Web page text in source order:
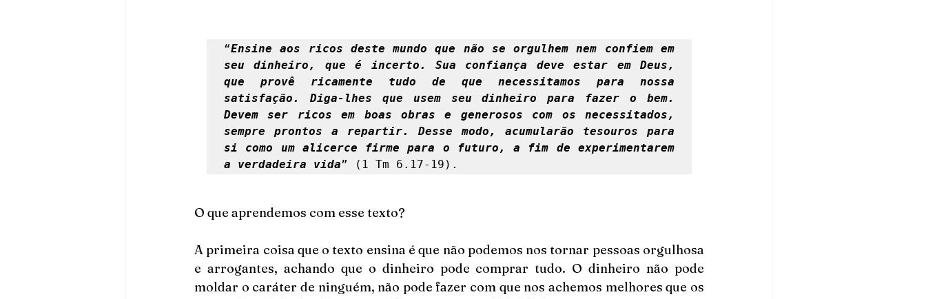
“Ensine aos ricos deste mundo que não se orgulhem nem confiem em
seu dinheiro, que é incerto. Sua confiança deve estar em Deus,
que provê ricamente tudo de que necessitamos para nossa
satisfação. Diga-lhes que usem seu dinheiro para fazer o bem.
Devem ser ricos em boas obras e generosos com os necessitados,
sempre prontos a repartir. Desse modo, acumularão tesouros para
si como um alicerce firme para o futuro, a fim de experimentarem
a verdadeira vida” (1 Tm 6.17-19).
O que aprendemos com esse texto?
A primeira coisa que o texto ensina é que não podemos nos tornar pessoas orgulhosa
e arrogantes, achando que o dinheiro pode comprar tudo. O dinheiro não pode
moldar o caráter de ninguém, não pode fazer com que nos achemos melhores que os